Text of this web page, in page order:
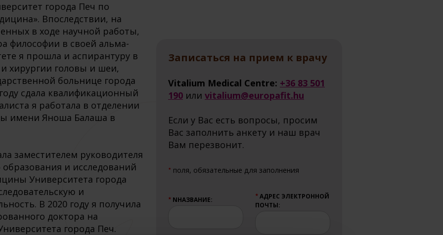
города Печ по
Впоследствии, на
в ходе научной работы,
философии в своей альма-
я прошла и аспирантуру в
хирургии головы и шеи,
больнице города
сдала квалификационный
я работала в отделении
имени Яноша Балаша в
заместителем руководителя
образования и исследований
Университета города
и
В 2020 году я получила
доктора на
города Печ.
Записаться на прием к врачу
Vitalium Medical Centre: +36 83 501
190 или vitalium@europafit.hu
Если у Вас есть вопросы, просим
Вас заполнить анкету и наш врач
Вам перезвонит.
★ поля, обязательные для заполнения
★ NНАЗВАНИЕ:
★ АДРЕС ЭЛЕКТРОННОЙ
ПОЧТЫ: